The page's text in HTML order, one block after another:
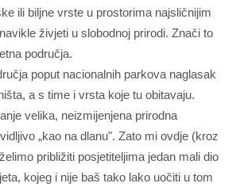
ili biljne vrste u prostorima najsličnijim
živjeti u slobodnoj prirodi. Znači to
područja.
poput nacionalnih parkova naglasak
a s time i vrsta koje tu obitavaju.
velika, neizmijenjena prirodna
„kao na dlanu". Zato mi ovdje (kroz
približiti posjetiteljima jedan mali dio
kojeg i nije baš tako lako uočiti u tom